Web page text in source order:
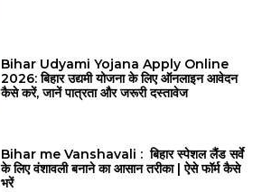
Bihar Udyami Yojana Apply Online
2026: बिहार उद्यमी योजना के लिए ऑनलाइन आवेदन
कैसे करें, जानें पात्रता और जरूरी दस्तावेज
Bihar me Vanshavali : बिहार स्पेशल लैंड सर्वे
के लिए वंशावली बनाने का आसान तरीका | ऐसे फॉर्म कैसे
भरें